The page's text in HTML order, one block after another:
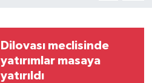
Dilovası meclisinde
yatırımlar masaya
yatırıldı